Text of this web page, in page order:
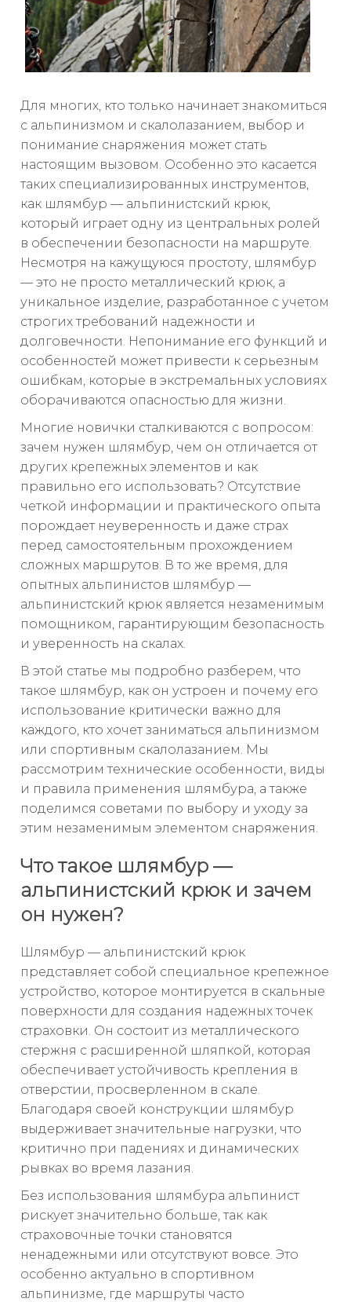
Для многих, кто только начинает знакомиться
с альпинизмом и скалолазанием, выбор и
понимание снаряжения может стать
настоящим вызовом. Особенно это касается
таких специализированных инструментов,
как шлямбур — альпинистский крюк,
который играет одну из центральных ролей
в обеспечении безопасности на маршруте.
Несмотря на кажущуюся простоту, шлямбур
— это не просто металлический крюк, а
уникальное изделие, разработанное с учетом
строгих требований надежности и
долговечности. Непонимание его функций и
особенностей может привести к серьезным
ошибкам, которые в экстремальных условиях
оборачиваются опасностью для жизни.
Многие новички сталкиваются с вопросом:
зачем нужен шлямбур, чем он отличается от
других крепежных элементов и как
правильно его использовать? Отсутствие
четкой информации и практического опыта
порождает неуверенность и даже страх
перед самостоятельным прохождением
сложных маршрутов. В то же время, для
опытных альпинистов шлямбур —
альпинистский крюк является незаменимым
помощником, гарантирующим безопасность
и уверенность на скалах.
В этой статье мы подробно разберем, что
такое шлямбур, как он устроен и почему его
использование критически важно для
каждого, кто хочет заниматься альпинизмом
или спортивным скалолазанием. Мы
рассмотрим технические особенности, виды
и правила применения шлямбура, а также
поделимся советами по выбору и уходу за
этим незаменимым элементом снаряжения.
Что такое шлямбур —
альпинистский крюк и зачем
он нужен?
Шлямбур — альпинистский крюк
представляет собой специальное крепежное
устройство, которое монтируется в скальные
поверхности для создания надежных точек
страховки. Он состоит из металлического
стержня с расширенной шляпкой, которая
обеспечивает устойчивость крепления в
отверстии, просверленном в скале.
Благодаря своей конструкции шлямбур
выдерживает значительные нагрузки, что
критично при падениях и динамических
рывках во время лазания.
Без использования шлямбура альпинист
рискует значительно больше, так как
страховочные точки становятся
ненадежными или отсутствуют вовсе. Это
особенно актуально в спортивном
альпинизме, где маршруты часто